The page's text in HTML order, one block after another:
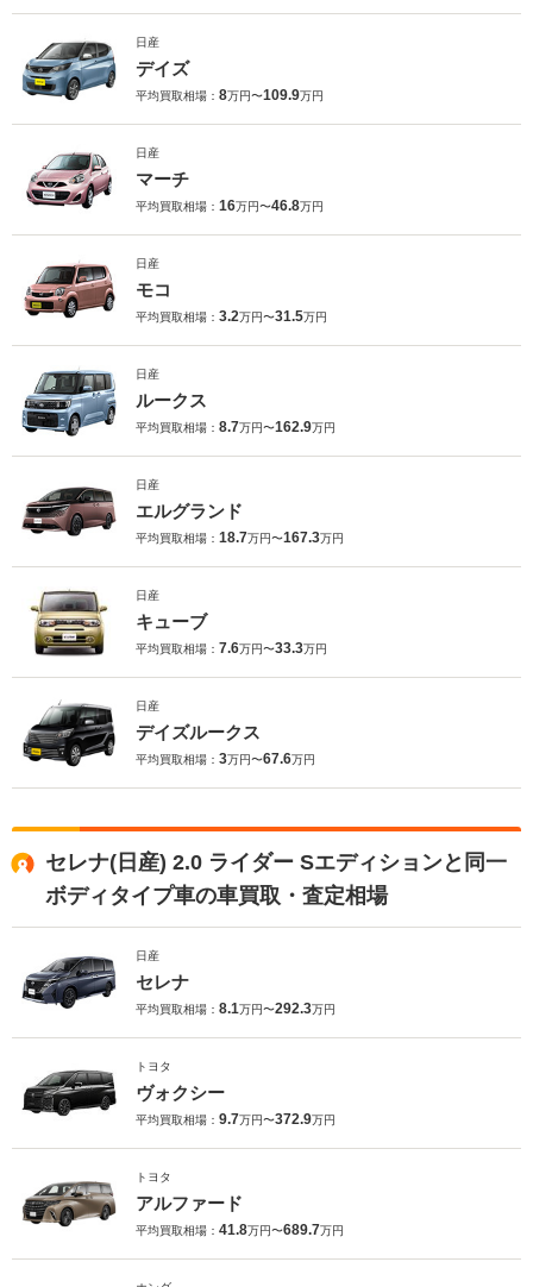
日産
デイズ
平均買取相場： 8万円〜109.9万円
日産
マーチ
平均買取相場： 16万円〜46.8万円
日産
モコ
平均買取相場： 3.2万円〜31.5万円
日産
ルークス
平均買取相場： 8.7万円〜162.9万円
日産
エルグランド
平均買取相場： 18.7万円〜167.3万円
日産
キューブ
平均買取相場： 7.6万円〜33.3万円
日産
デイズルークス
平均買取相場： 3万円〜67.6万円
セレナ(日産) 2.0 ライダー Sエディションと同一
ボディタイプ車の車買取・査定相場
日産
セレナ
平均買取相場： 8.1万円〜292.3万円
トヨタ
ヴォクシー
平均買取相場： 9.7万円〜372.9万円
トヨタ
アルファード
平均買取相場： 41.8万円〜689.7万円